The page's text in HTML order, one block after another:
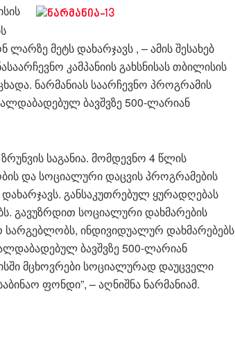
მეტს დახარჯავს , – ამის შესახებ
კამპანიის გახსნისას თბილისის
ნარმანიას საარჩევნო პროგრამის
ბავშვზე 500-ლარიან
საგანია. მომდევნო 4 წლის
და სოციალური დაცვის პროგრამების
განსაკუთრებულ ყურადღებას
გავუზრდით სოციალური დახმარების
ინდივიდუალურ დახმარებებს
ბავშვზე 500-ლარიან
მცხოვრები სოციალურად დაუცველი
ფონდი”, – აღნიშნა ნარმანიამ.